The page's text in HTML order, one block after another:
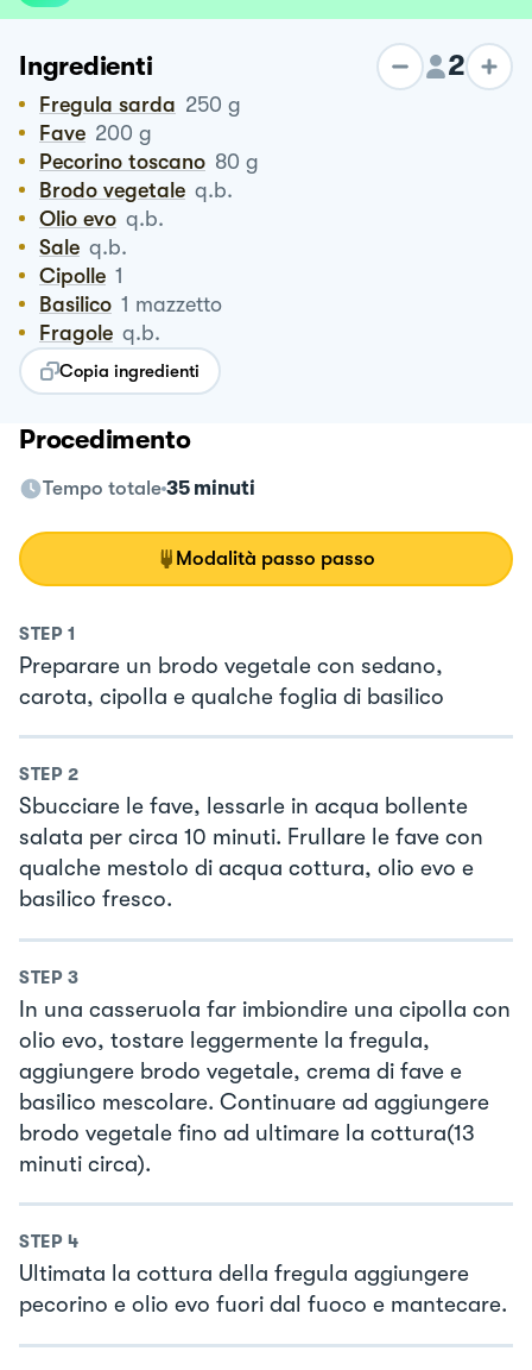
Ingredienti 2
Fregula sarda 250 g
Fave 200 g
Pecorino toscano 80 g
Brodo vegetale q.b.
Olio evo q.b.
Sale q.b.
Cipolle 1
Basilico 1 mazzetto
Fragole q.b.
Copia ingredienti
Procedimento
Tempo totale 35 minuti
Modalità passo passo
STEP 1
Preparare un brodo vegetale con sedano,
carota, cipolla e qualche foglia di basilico
STEP 2
Sbucciare le fave, lessarle in acqua bollente
salata per circa 10 minuti. Frullare le fave con
qualche mestolo di acqua cottura, olio evo e
basilico fresco.
STEP 3
In una casseruola far imbiondire una cipolla con
olio evo, tostare leggermente la fregula,
aggiungere brodo vegetale, crema di fave e
basilico mescolare. Continuare ad aggiungere
brodo vegetale fino ad ultimare la cottura(13
minuti circa).
STEP 4
Ultimata la cottura della fregula aggiungere
pecorino e olio evo fuori dal fuoco e mantecare.